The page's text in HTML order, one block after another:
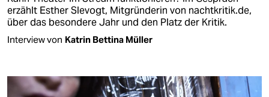
erzählt Esther Slevogt, Mitgründerin von nachtkritik.de,
über das besondere Jahr und den Platz der Kritik.
Interview von Katrin Bettina Müller